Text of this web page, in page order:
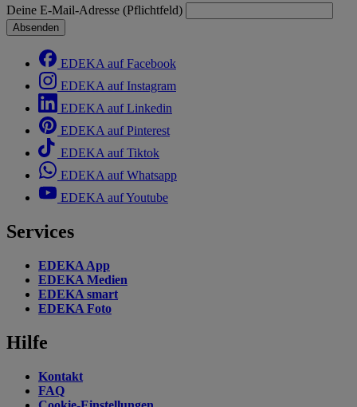
Deine E-Mail-Adresse (Pflichtfeld)
Absenden
EDEKA auf Facebook
EDEKA auf Instagram
EDEKA auf Linkedin
EDEKA auf Pinterest
EDEKA auf Tiktok
EDEKA auf Whatsapp
EDEKA auf Youtube
Services
EDEKA App
EDEKA Medien
EDEKA smart
EDEKA Foto
Hilfe
Kontakt
FAQ